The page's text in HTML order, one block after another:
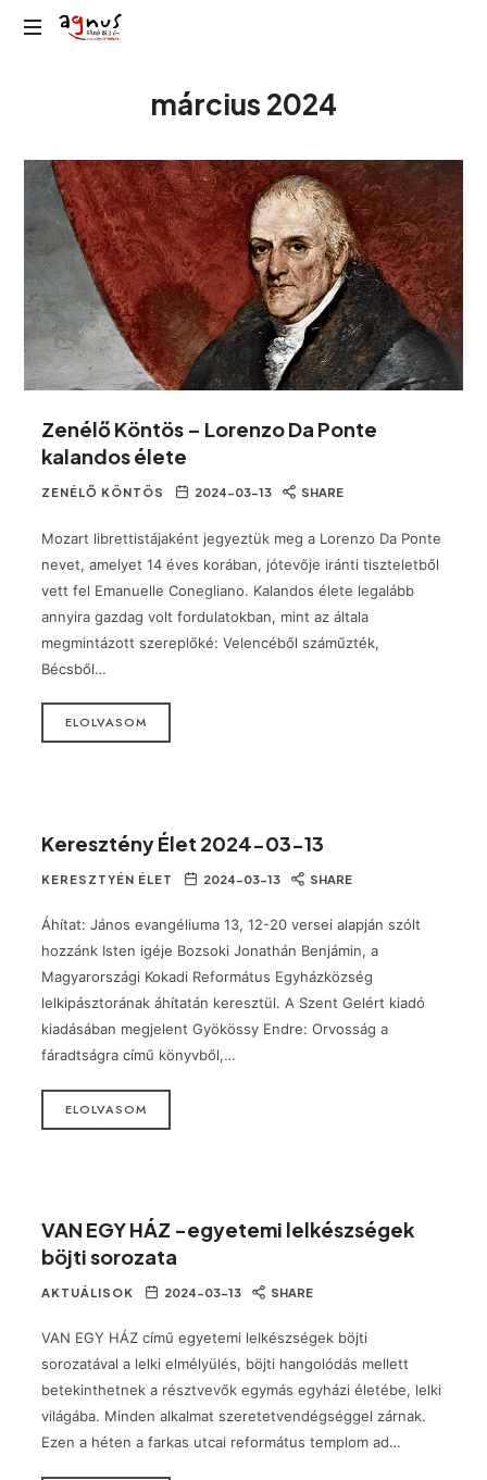
Agnus
március 2024
Zenélő Köntös – Lorenzo Da Ponte
kalandos élete
ZENÉLŐ KÖNTÖS 2024-03-13 SHARE
Mozart librettistájaként jegyeztük meg a Lorenzo Da Ponte
nevet, amelyet 14 éves korában, jótevője iránti tiszteletből
vett fel Emanuelle Conegliano. Kalandos élete legalább
annyira gazdag volt fordulatokban, mint az általa
megmintázott szereplőké: Velencéből száműzték,
Bécsből…
ELOLVASOM
Keresztény Élet 2024-03-13
KERESZTYÉN ÉLET 2024-03-13 SHARE
Áhítat: János evangéliuma 13, 12-20 versei alapján szólt
hozzánk Isten igéje Bozsoki Jonathán Benjámin, a
Magyarországi Kokadi Református Egyházközség
lelkipásztorának áhítatán keresztül. A Szent Gelért kiadó
kiadásában megjelent Gyökössy Endre: Orvosság a
fáradtságra című könyvből,…
ELOLVASOM
VAN EGY HÁZ -egyetemi lelkészségek
böjti sorozata
AKTUÁLISOK 2024-03-13 SHARE
VAN EGY HÁZ című egyetemi lelkészségek böjti
sorozatával a lelki elmélyülés, böjti hangolódás mellett
betekinthetnek a résztvevők egymás egyházi életébe, lelki
világába. Minden alkalmat szeretetvendégséggel zárnak.
Ezen a héten a farkas utcai református templom ad…